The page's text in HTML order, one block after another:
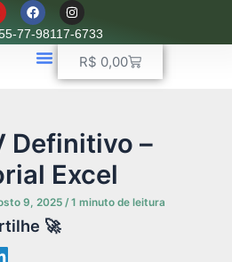
F
a
c
e
b
o
I
n
s
t
r
77-98117-6733
R$ 0,00Carrinho
Definitivo –
Excel
9, 2025 /1 minuto de leitura
🚀